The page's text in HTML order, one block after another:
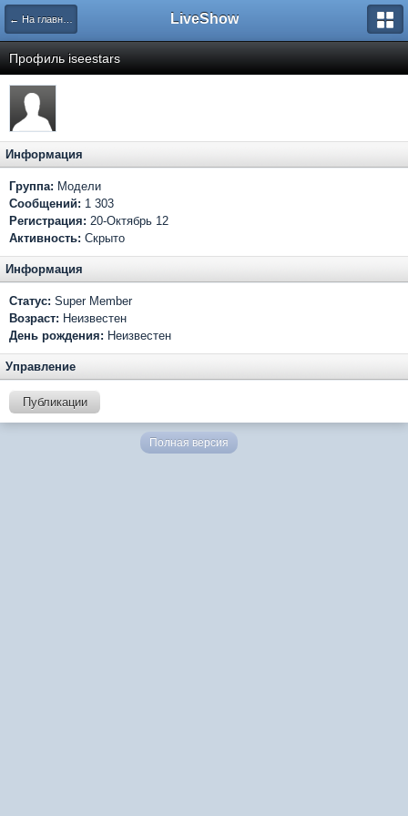
← На главную LiveShow
Профиль iseestars
Информация
Группа: Модели
Сообщений: 1 303
Регистрация: 20-Октябрь 12
Активность: Скрыто
Информация
Статус: Super Member
Возраст: Неизвестен
День рождения: Неизвестен
Управление
Публикации
Полная версия